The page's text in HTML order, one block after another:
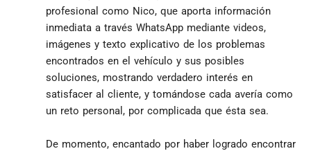
profesional como Nico, que aporta información
inmediata a través WhatsApp mediante videos,
imágenes y texto explicativo de los problemas
encontrados en el vehículo y sus posibles
soluciones, mostrando verdadero interés en
satisfacer al cliente, y tomándose cada avería como
un reto personal, por complicada que ésta sea.
De momento, encantado por haber logrado encontrar